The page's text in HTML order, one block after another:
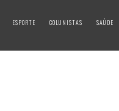
ESPORTE COLUNISTAS SAÚDE